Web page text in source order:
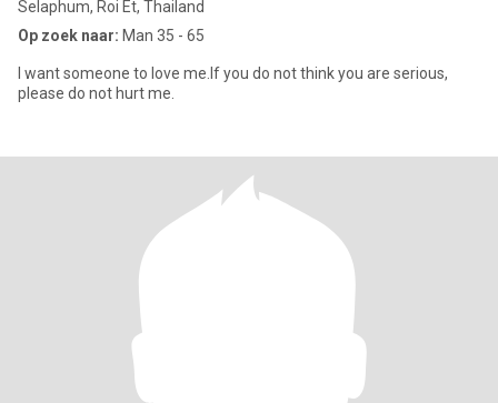
Selaphum, Roi Et, Thailand
Op zoek naar: Man 35 - 65
I want someone to love me.If you do not think you are serious,
please do not hurt me.